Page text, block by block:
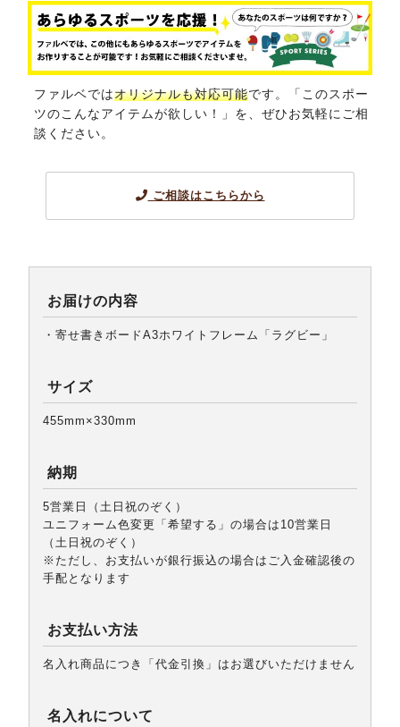
ファルベではオリジナルも対応可能です。「このスポー
ツのこんなアイテムが欲しい！」を、ぜひお気軽にご相
談ください。
ご相談はこちらから
お届けの内容
・寄せ書きボードA3ホワイトフレーム「ラグビー」
サイズ
455mm×330mm
納期
5営業日（土日祝のぞく）
ユニフォーム色変更「希望する」の場合は10営業日
（土日祝のぞく）
※ただし、お支払いが銀行振込の場合はご入金確認後の
手配となります
お支払い方法
名入れ商品につき「代金引換」はお選びいただけません
名入れについて